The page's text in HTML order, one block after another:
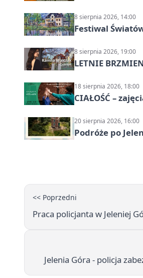
8 sierpnia 2026, 14:00
Festiwal
8 sierpnia 2026, 19:00
LETNIE
18 sierpnia 2026, 18:00
CIAŁOŚĆ –
20 sierpnia 2026, 16:00
Podróże po
<< Poprzedni
Praca policjanta w Jeleniej
Jelenia Góra - policja